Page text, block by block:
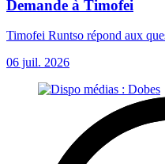
Demande à Timofei
Timofei Runtso répond aux
06 juil. 2026